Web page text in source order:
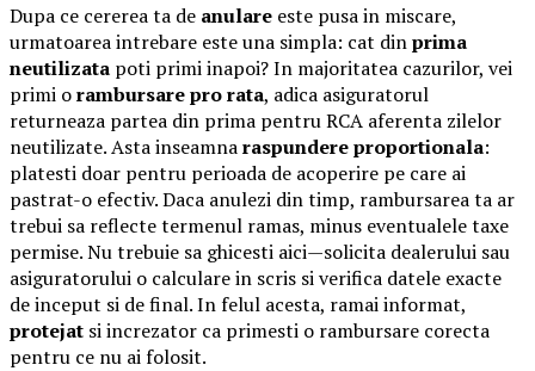
Dupa ce cererea ta de anulare este pusa in miscare,
urmatoarea intrebare este una simpla: cat dinprima
neutilizata poti primi inapoi? In majoritatea cazurilor, vei
primi orambursare pro rata, adica asiguratorul
returneaza partea din prima pentru RCA aferenta zilelor
neutilizate. Asta inseamnaraspundere proportionala:
platesti doar pentru perioada de acoperire pe care ai
pastrat-o efectiv. Daca anulezi din timp, rambursarea ta ar
trebui sa reflecte termenul ramas, minus eventualele taxe
permise. Nu trebuie sa ghicesti aici—solicita dealerului sau
asiguratorului o calculare in scris si verifica datele exacte
de inceput si de final. In felul acesta, ramai informat,
protejat si increzator ca primesti o rambursare corecta
pentru ce nu ai folosit.